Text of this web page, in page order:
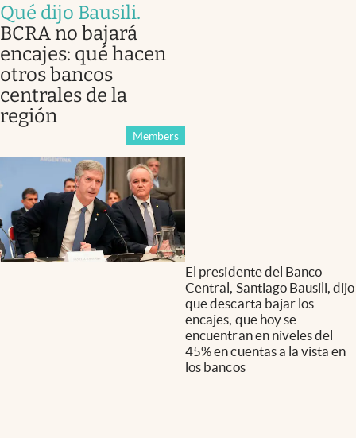
Qué dijo Bausili.
BCRA no bajará
encajes: qué hacen
otros bancos
centrales de la
región
Members
El presidente del Banco
Central, Santiago Bausili, dijo
que descarta bajar los
encajes, que hoy se
encuentran en niveles del
45% en cuentas a la vista en
los bancos